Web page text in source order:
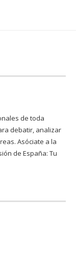
de toda
debatir, analizar
Asóciate a la
de España: Tu